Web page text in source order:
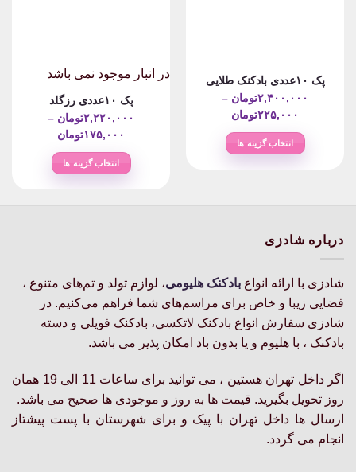
پک ۱۰عددی بادکنک طلایی
۲,۴۰۰,۰۰۰تومان –
۲۲۵,۰۰۰تومان
range:
انتخاب گزینه ها
می
گزینه
ها
ممکن
است
در
محصول
انتخاب
در انبار موجود نمی باشد
پک ۱۰عددی رزگلد
۲,۲۲۰,۰۰۰تومان –
۱۷۵,۰۰۰تومان
range:
انتخاب گزینه ها
باشد.
گزینه
ممکن
است
صفحه
محصول
انتخاب
درباره شادزی
شادزی با ارائه انواع بادکنک‌ هلیومی، لوازم تولد و تم‌های متنوع ،
فضایی زیبا و خاص برای مراسم‌های شما فراهم می‌کنیم. در
شادزی سفارش انواع بادکنک لاتکسی، بادکنک فویلی و دسته
بادکنک ، با هلیوم و یا بدون باد امکان پذیر می باشد.
اگر داخل تهران هستین ، می توانید برای ساعات 11 الی 19 همان
روز تحویل بگیرید. قیمت ها به روز و موجودی ها صحیح می باشد.
ارسال ها داخل تهران با پیک و برای شهرستان با پست پیشتاز
انجام می گردد.